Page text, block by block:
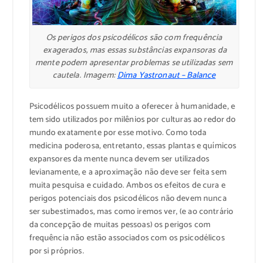
Os perigos dos psicodélicos são com frequência
exagerados, mas essas substâncias expansoras da
mente podem apresentar problemas se utilizadas sem
cautela. Imagem:Dima Yastronaut – Balance
Psicodélicos possuem muito a oferecer à humanidade, e
tem sido utilizados por milênios por culturas ao redor do
mundo exatamente por esse motivo. Como toda
medicina poderosa, entretanto, essas plantas e químicos
expansores da mente nunca devem ser utilizados
levianamente, e a aproximação não deve ser feita sem
muita pesquisa e cuidado. Ambos os efeitos de cura e
perigos potenciais dos psicodélicos não devem nunca
ser subestimados, mas como iremos ver, (e ao contrário
da concepção de muitas pessoas) os perigos com
frequência não estão associados com os psicodélicos
por si próprios.